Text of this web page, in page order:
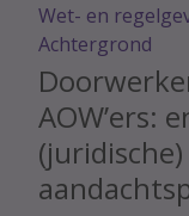
Wet- en
Achtergrond
AOW’ers:
(juridische)